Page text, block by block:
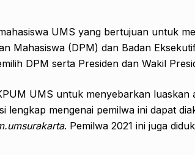
UMS yang bertujuan untuk
Mahasiswa (DPM) dan Badan
DPM serta Presiden dan Wakil
UMS untuk menyebarkan luaskan
lengkap mengenai pemilwa ini dapat
. Pemilwa 2021 ini juga